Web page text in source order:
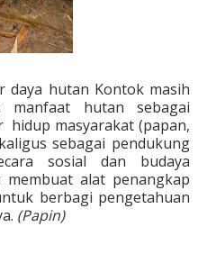
daya hutan Kontok masih
manfaat hutan sebagai
hidup masyarakat (papan,
sebagai pendukung
sosial dan budaya
alat penangkap
berbagi pengetahuan
(Papin)